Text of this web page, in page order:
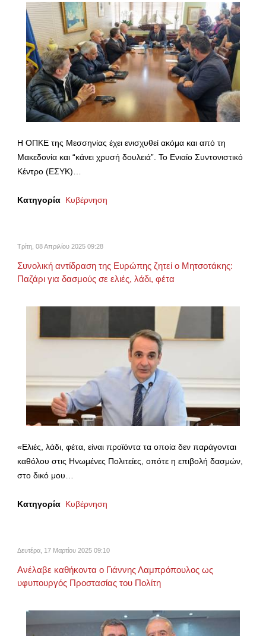
Η ΟΠΚΕ της Μεσσηνίας έχει ενισχυθεί ακόμα και από τη
Μακεδονία και “κάνει χρυσή δουλειά”. Το Ενιαίο Συντονιστικό
Κέντρο (ΕΣΥΚ)…
Κατηγορία Κυβέρνηση
Τρίτη, 08 Απριλίου 2025 09:28
Συνολική αντίδραση της Ευρώπης ζητεί ο Μητσοτάκης:
Παζάρι για δασμούς σε ελιές, λάδι, φέτα
«Ελιές, λάδι, φέτα, είναι προϊόντα τα οποία δεν παράγονται
καθόλου στις Ηνωμένες Πολιτείες, οπότε η επιβολή δασμών,
στο δικό μου…
Κατηγορία Κυβέρνηση
Δευτέρα, 17 Μαρτίου 2025 09:10
Ανέλαβε καθήκοντα ο Γιάννης Λαμπρόπουλος ως
υφυπουργός Προστασίας του Πολίτη